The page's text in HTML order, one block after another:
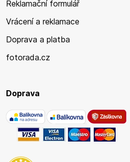
Reklamační formulář
Vrácení a reklamace
Doprava a platba
fotorada.cz
Doprava